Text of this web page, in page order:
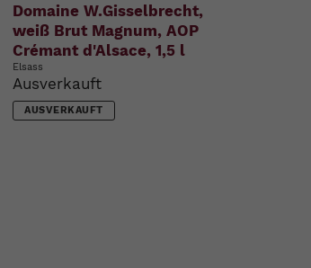
Domaine W.Gisselbrecht,
weiß Brut Magnum, AOP
Crémant d'Alsace, 1,5 l
Elsass
Ausverkauft
AUSVERKAUFT